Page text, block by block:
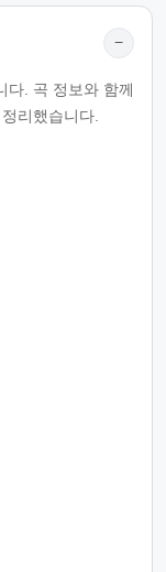
−
다. 곡 정보와 함께
리했습니다.